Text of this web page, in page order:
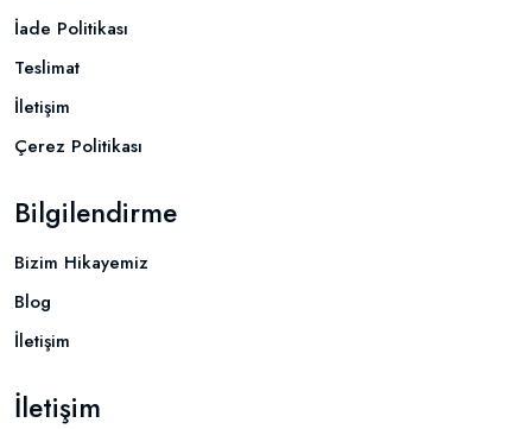
İade Politikası
Teslimat
İletişim
Çerez Politikası
Bilgilendirme
Bizim Hikayemiz
Blog
İletişim
İletişim